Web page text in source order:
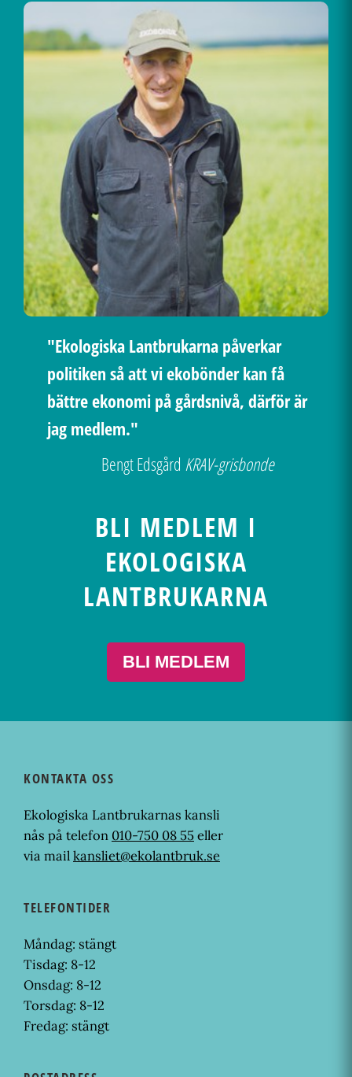
BLI MEDLEM I
EKOLOGISKA
LANTBRUKARNA
BLI MEDLEM
"Ekologiska Lantbrukarna påverkar
politiken så att vi ekobönder kan få
bättre ekonomi på gårdsnivå, därför är
jag medlem."
Bengt Edsgård KRAV-grisbonde
KONTAKTA OSS
Ekologiska Lantbrukarnas kansli
nås på telefon 010-750 08 55eller
via mailkansliet@ekolantbruk.se
TELEFONTIDER
Måndag: stängt
Tisdag: 8-12
Onsdag: 8-12
Torsdag: 8-12
Fredag: stängt